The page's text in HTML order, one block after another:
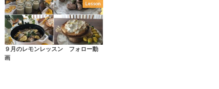
Lesson
９月のレモンレッスン フォロー動
画